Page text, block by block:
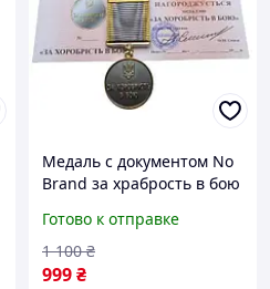
Медаль с документом No
Brand за храбрость в бою
(hub_9srzbe)
Готово к отправке
999₴
1 100 ₴